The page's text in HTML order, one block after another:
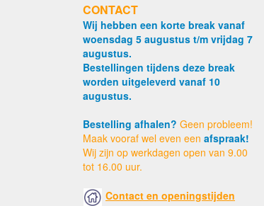
CONTACT
Wij hebben een korte break vanaf
woensdag 5 augustus t/m vrijdag 7
augustus.
Bestellingen tijdens deze break
worden uitgeleverd vanaf 10
augustus.
Bestelling afhalen? Geen probleem!
Maak vooraf wel even een afspraak!
Wij zijn op werkdagen open van 9.00
tot 16.00 uur.
Contact en openingstijden